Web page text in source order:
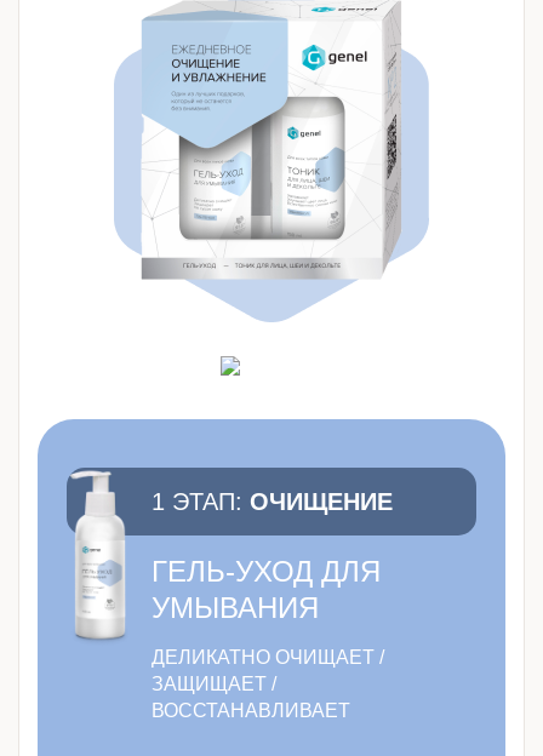
1 ЭТАП: ОЧИЩЕНИЕ
ГЕЛЬ-УХОД ДЛЯ
УМЫВАНИЯ
ДЕЛИКАТНО ОЧИЩАЕТ /
ЗАЩИЩАЕТ /
ВОССТАНАВЛИВАЕТ